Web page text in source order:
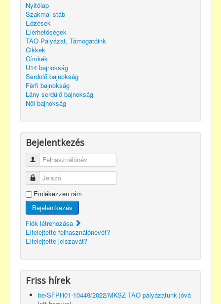
Nyitólap
Szakmai stáb
Edzések
Elérhetőségek
TAO Pályázat, Támogatóink
Cikkek
Címkék
U14 bajnokság
Serdülő bajnokság
Férfi bajnokság
Lány serdülő bajnokság
Női bajnokság
Bejelentkezés
Felhasználónév
Jelszó
Emlékezzen rám
Bejelentkezés
Fiók létrehozása
Elfelejtette felhasználónevét?
Elfelejtette jelszavát?
Friss hírek
be/SFPH01-10449/2022/MKSZ TAO pályázatunk jóvá